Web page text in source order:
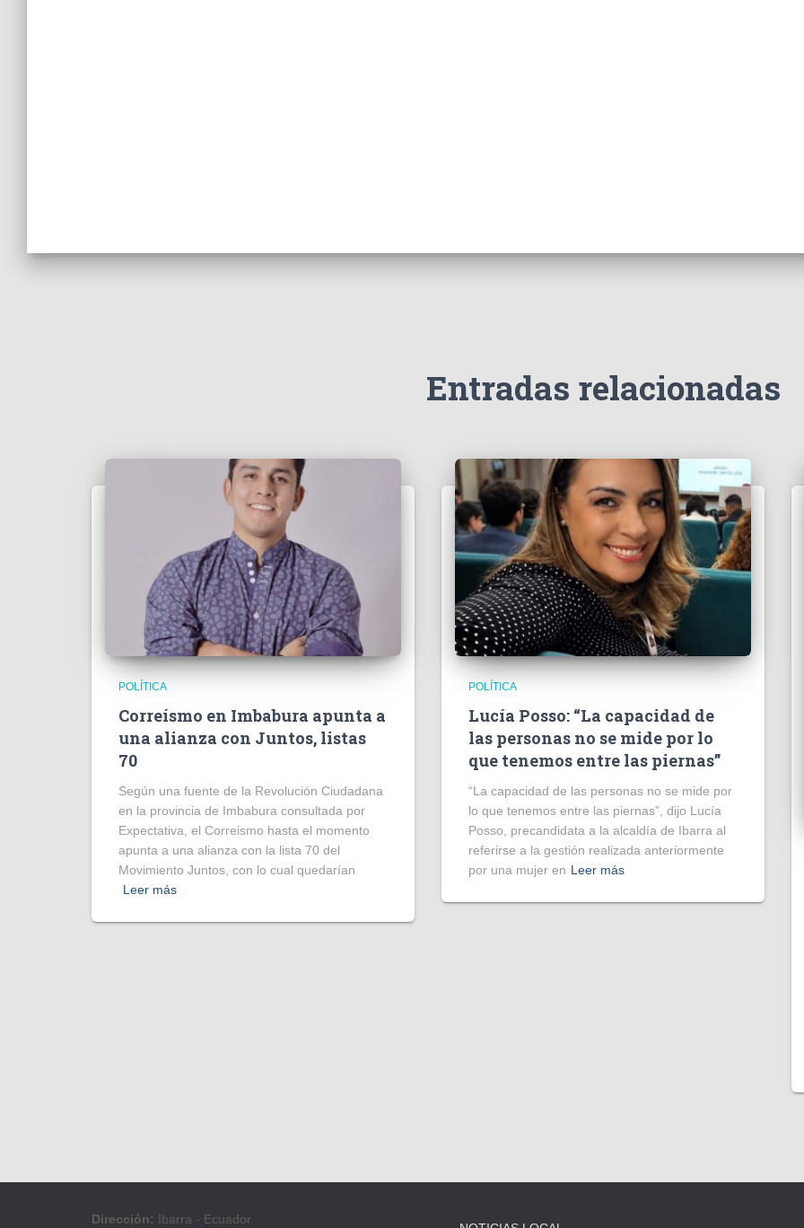
Entradas relacionadas
POLÍTICA
Correísmo en Imbabura apunta a
una alianza con Juntos, listas
70
Según una fuente de la Revolución Ciudadana
en la provincia de Imbabura consultada por
Expectativa, el Correismo hasta el momento
apunta a una alianza con la lista 70 del
Movimiento Juntos, con lo cual quedarían
Leer más
POLÍTICA
Lucía Posso: “La capacidad de
las personas no se mide por lo
que tenemos entre las piernas”
“La capacidad de las personas no se mide por
lo que tenemos entre las piernas”, dijo Lucía
Posso, precandidata a la alcaldía de Ibarra al
referirse a la gestión realizada anteriormente
por una mujer en Leer más
Dirección: Ibarra - Ecuador